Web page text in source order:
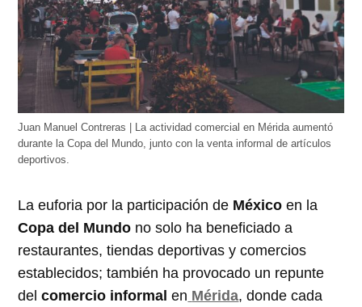
Juan Manuel Contreras | La actividad comercial en Mérida aumentó
durante la Copa del Mundo, junto con la venta informal de artículos
deportivos.
La euforia por la participación de México en la
Copa del Mundo no solo ha beneficiado a
restaurantes, tiendas deportivas y comercios
establecidos; también ha provocado un repunte
delcomercio informal en Mérida, donde cada